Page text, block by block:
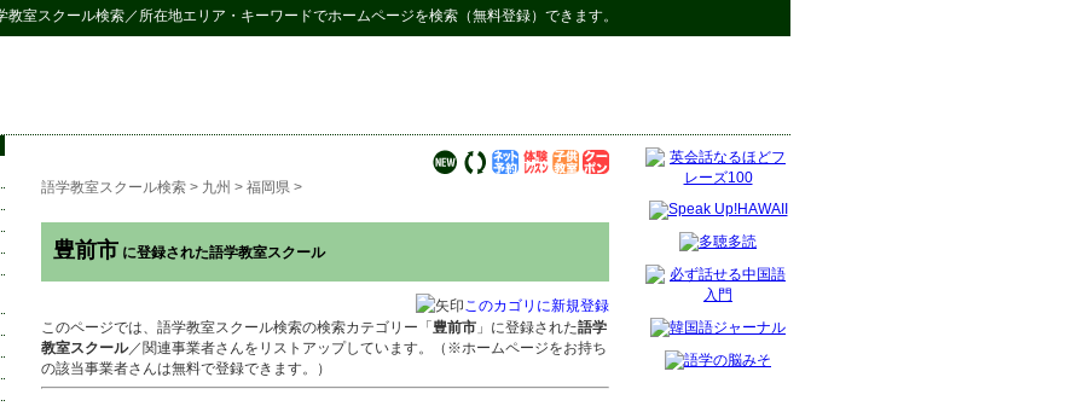
教室スクール検索／所在地エリア・キーワードでホームページを検索（無料登録）できます。
語学教室スクール検索 > 九州 > 福岡県 >
豊前市 に登録された語学教室スクール
このカゴリに新規登録
このページでは、語学教室スクール検索の検索カテゴリー「 豊前市 」に登録された語学
教室スクール／関連事業者さんをリストアップしています。（※ホームページをお持ち
の該当事業者さんは無料で登録できます。）